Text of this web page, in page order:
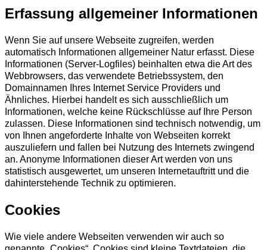
Erfassung allgemeiner Informationen
Wenn Sie auf unsere Webseite zugreifen, werden
automatisch Informationen allgemeiner Natur erfasst. Diese
Informationen (Server-Logfiles) beinhalten etwa die Art des
Webbrowsers, das verwendete Betriebssystem, den
Domainnamen Ihres Internet Service Providers und
Ähnliches. Hierbei handelt es sich ausschließlich um
Informationen, welche keine Rückschlüsse auf Ihre Person
zulassen. Diese Informationen sind technisch notwendig, um
von Ihnen angeforderte Inhalte von Webseiten korrekt
auszuliefern und fallen bei Nutzung des Internets zwingend
an. Anonyme Informationen dieser Art werden von uns
statistisch ausgewertet, um unseren Internetauftritt und die
dahinterstehende Technik zu optimieren.
Cookies
Wie viele andere Webseiten verwenden wir auch so